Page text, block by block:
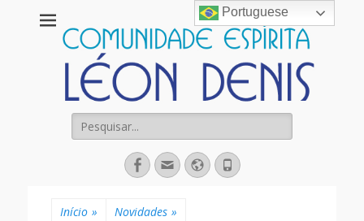
Comunidade
Espírita Léon
Denis
Pesquisar
por:
Facebook
EmailWebsiteFone
Início » Novidades »
Portuguese